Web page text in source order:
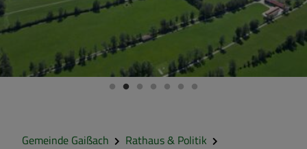
Gemeinde Gaißach
Rathaus & Politik